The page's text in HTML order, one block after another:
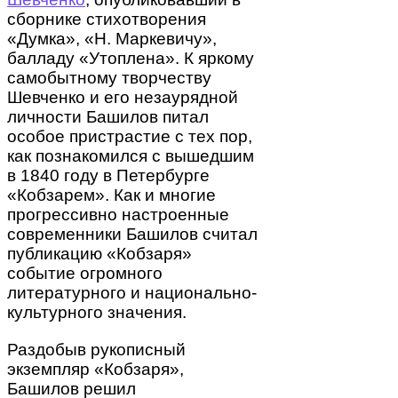
сборнике стихотворения
«Думка», «Н. Маркевичу»,
балладу «Утоплена». К яркому
самобытному творчеству
Шевченко и его незаурядной
личности Башилов питал
особое пристрастие с тех пор,
как познакомился с вышедшим
в 1840 году в Петербурге
«Кобзарем». Как и многие
прогрессивно настроенные
современники Башилов считал
публикацию «Кобзаря»
событие огромного
литературного и национально-
культурного значения.
Раздобыв рукописный
экземпляр «Кобзаря»,
Башилов решил